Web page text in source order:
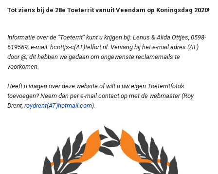
Tot ziens bij de 28e Toeterrit vanuit Veendam op Koningsdag 2020!
Informatie over de "Toeterrit" kunt u krijgen bij: Lenus & Alida Ottjes, 0598-
619569; e-mail: hcottjs-c(AT)telfort.nl. Vervang bij het e-mail adres (AT)
door @; dit hebben we gedaan om ongewenste reclamemails te
voorkomen.
Heeft u vragen over deze website of wilt u uw eigen Toeterritfoto's
toevoegen? Neem dan per e-mail contact op met de webmaster (Roy
Drent, roydrent(AT)hotmail.com).